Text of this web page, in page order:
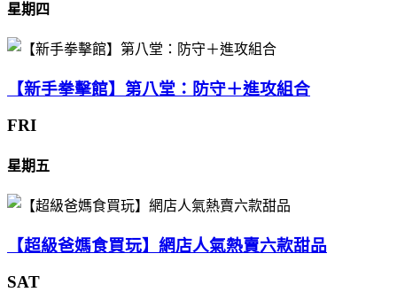
星期四
【新手拳擊館】第八堂：防守＋進攻組合
FRI
星期五
【超級爸媽食買玩】網店人氣熱賣六款甜品
SAT